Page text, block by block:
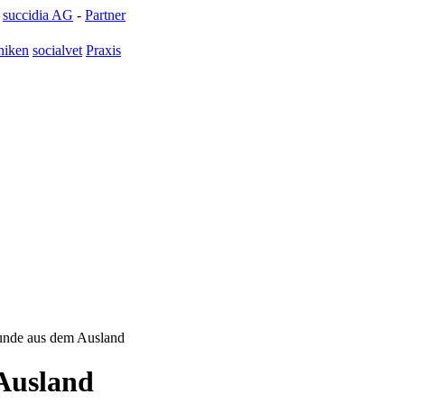
succidia AG - Partner
socialvet Praxis
aus dem Ausland